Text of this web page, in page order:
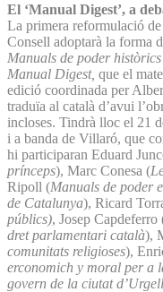
El ‘Manual Digest’, a
La primera reformulació
Consell adoptarà la forma
Manuals de poder històrics
Manual Digest, que el
edició coordinada per
traduïa al català d’avui
incloses. Tindrà lloc el 21
i a banda de Villaró, que
hi participaran Eduard
prínceps), Marc Conesa (
Ripoll (Manuals de poder
de Catalunya), Ricard
públics), Josep Capdeferro
dret parlamentari català),
comunitats religioses),
erconomich y moral per a
govern de la ciutat